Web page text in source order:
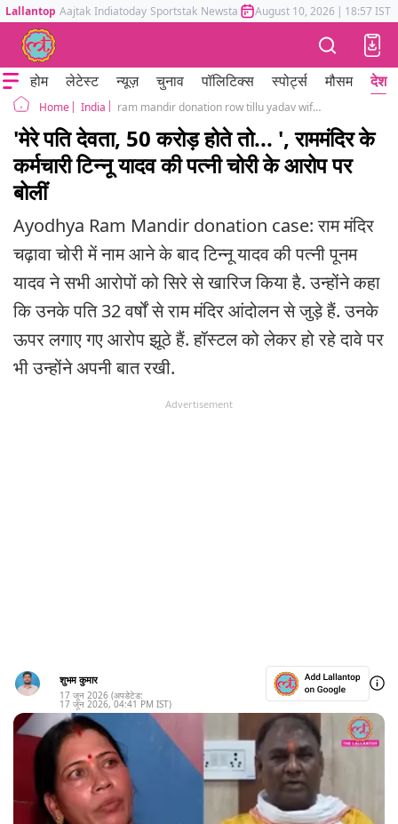
Lallantop Aajtak Indiatoday Sportstak Newstak Mumbai Tak Astrotak
August 10, 2026 | 18:57 IST
होम लेटेस्ट न्यूज़ चुनाव पॉलिटिक्स स्पोर्ट्स मौसम देश
Home India ram mandir donation row tillu yadav wife poonam yadav opens up about allegations do not have fifty crore ayodhya uttar pradesh
'मेरे पति देवता, 50 करोड़ होते तो... ', राममंदिर के
कर्मचारी टिन्नू यादव की पत्नी चोरी के आरोप पर
बोलीं
Ayodhya Ram Mandir donation case: राम मंदिर
चढ़ावा चोरी में नाम आने के बाद टिन्नू यादव की पत्नी पूनम
यादव ने सभी आरोपों को सिरे से खारिज किया है. उन्होंने कहा
कि उनके पति 32 वर्षों से राम मंदिर आंदोलन से जुड़े हैं. उनके
ऊपर लगाए गए आरोप झूठे हैं. हॉस्टल को लेकर हो रहे दावे पर
भी उन्होंने अपनी बात रखी.
Advertisement
शुभम कुमार
17 जून 2026 (अपडेटेड:
17 जून 2026, 04:41 PM IST)